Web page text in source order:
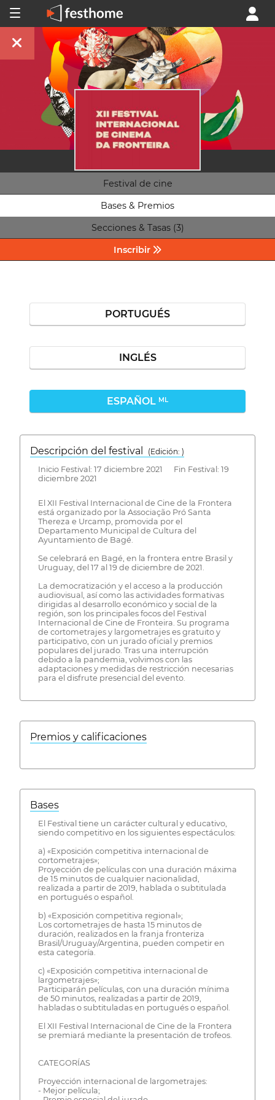
Festival de cine
Bases & Premios
Secciones & Tasas (3)
Inscribir
PORTUGUÉS
INGLÉS
ESPAÑOL ML
Descripción del festival
( Edición: )
Inicio Festival: 17 diciembre 2021 Fin Festival: 19
diciembre 2021
El XII Festival Internacional de Cine de la Frontera
está organizado por la Associação Pró Santa
Thereza e Urcamp, promovida por el
Departamento Municipal de Cultura del
Ayuntamiento de Bagé.
Se celebrará en Bagé, en la frontera entre Brasil y
Uruguay, del 17 al 19 de diciembre de 2021.
La democratización y el acceso a la producción
audiovisual, así como las actividades formativas
dirigidas al desarrollo económico y social de la
región, son los principales focos del Festival
Internacional de Cine de Fronteira. Su programa
de cortometrajes y largometrajes es gratuito y
participativo, con un jurado oficial y premios
populares del jurado. Tras una interrupción
debido a la pandemia, volvimos con las
adaptaciones y medidas de restricción necesarias
para el disfrute presencial del evento.
Premios y calificaciones
Bases
El Festival tiene un carácter cultural y educativo,
siendo competitivo en los siguientes espectáculos:
a) «Exposición competitiva internacional de
cortometrajes»;
Proyección de películas con una duración máxima
de 15 minutos de cualquier nacionalidad,
realizada a partir de 2019, hablada o subtitulada
en portugués o español.
b) «Exposición competitiva regional»;
Los cortometrajes de hasta 15 minutos de
duración, realizados en la franja fronteriza
Brasil/Uruguay/Argentina, pueden competir en
esta categoría.
c) «Exposición competitiva internacional de
largometrajes»;
Participarán películas, con una duración mínima
de 50 minutos, realizadas a partir de 2019,
habladas o subtituladas en portugués o español.
El XII Festival Internacional de Cine de la Frontera
se premiará mediante la presentación de trofeos.
CATEGORÍAS
Proyección internacional de largometrajes:
- Mejor película;